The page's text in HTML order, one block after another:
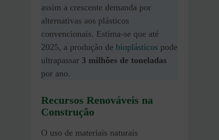
assim a crescente demanda por
alternativas aos plásticos
convencionais. Estima-se que até
2025, a produção de bioplásticos pode
ultrapassar 3 milhões de toneladas
por ano.
Recursos Renováveis na
Construção
O uso de materiais naturais